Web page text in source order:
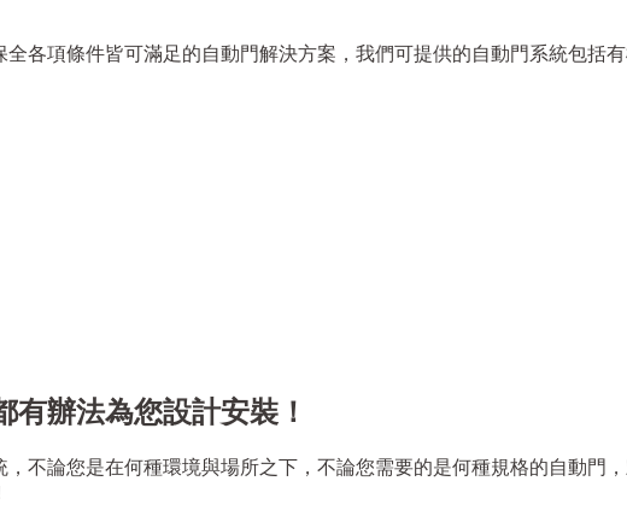
各項條件皆可滿足的自動門解決方案，我們可提供的自動門系統包括
辦法為您設計安裝！
不論您是在何種環境與場所之下，不論您需要的是何種規格的自動門